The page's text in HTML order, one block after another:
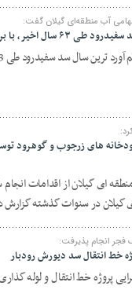
آب منطقه‌ای گیلان گفت:
دقیق مدیریت شد
سد سفیدرود طی 63 سال اخیر، مدیریت شد
های زرجوب و گوهرود
ای گیلان از اقدامات
در سنوات گذشته گزارش
فجر انجام پذیرفت:
خط انتقال سد دیورش رودبار
پروژه خط انتقال و لوله